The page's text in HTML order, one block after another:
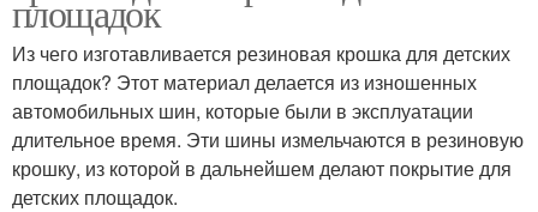
площадок
Из чего изготавливается резиновая крошка для детских
площадок? Этот материал делается из изношенных
автомобильных шин, которые были в эксплуатации
длительное время. Эти шины измельчаются в резиновую
крошку, из которой в дальнейшем делают покрытие для
детских площадок.